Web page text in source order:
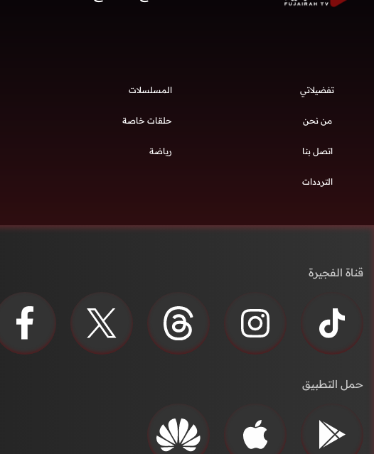
تفضيلاتي
من نحن
اتصل بنا
الترددات
المسلسلات
حلقات خاصة
رياضة
قناة الفجيرة
حمل التطبيق